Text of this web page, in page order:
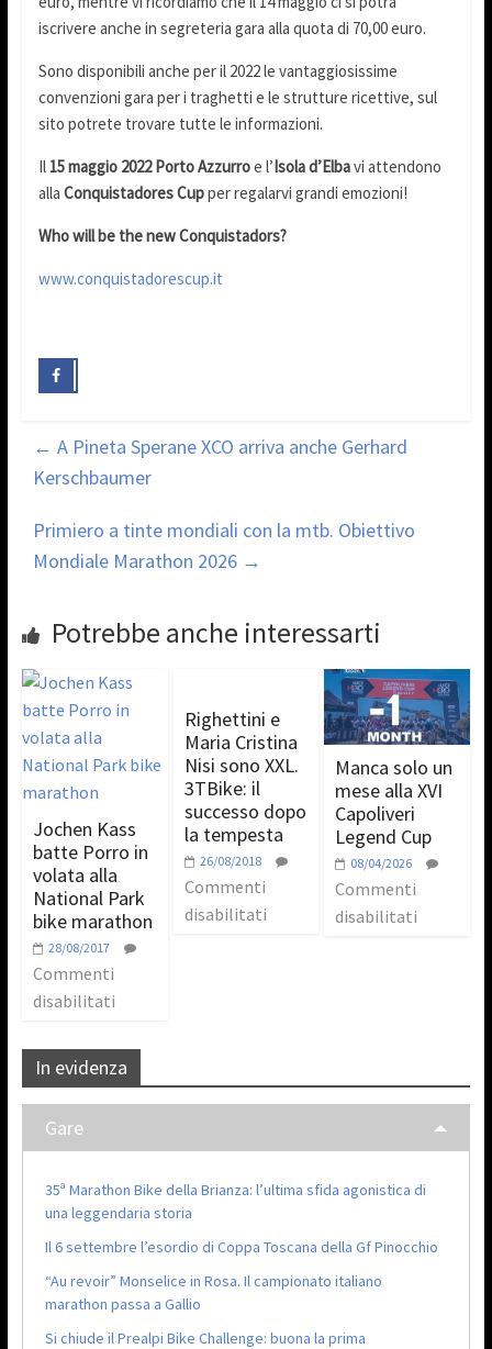
iscrivere anche in segreteria gara alla quota di 70,00 euro.
Sono disponibili anche per il 2022 le vantaggiosissime
convenzioni gara per i traghetti e le strutture ricettive, sul
sito potrete trovare tutte le informazioni.
Il 15 maggio 2022 Porto Azzurroe l’Isola d’Elbavi attendono
alla Conquistadores Cupper regalarvi grandi emozioni!
Who will be the new Conquistadors?
www.conquistadorescup.it
← A Pineta Sperane XCO arriva anche Gerhard
Kerschbaumer
Primiero a tinte mondiali con la mtb. Obiettivo
Mondiale Marathon 2026 →
Potrebbe anche interessarti
Jochen Kass
batte Porro in
volata alla
National Park
bike marathon
28/08/2017
Commenti
disabilitati
Righettini e
Maria Cristina
Nisi sono XXL.
3TBike: il
successo dopo
la tempesta
26/08/2018
Commenti
disabilitati
Manca solo un
mese alla XVI
Capoliveri
Legend Cup
08/04/2026
Commenti
disabilitati
In evidenza
Gare
35ª Marathon Bike della Brianza: l’ultima sfida agonistica di
una leggendaria storia
Il 6 settembre l’esordio di Coppa Toscana della Gf Pinocchio
“Au revoir” Monselice in Rosa. Il campionato italiano
marathon passa a Gallio
Si chiude il Prealpi Bike Challenge: buona la prima